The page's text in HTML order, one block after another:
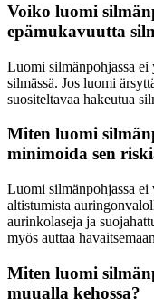
Voiko luomi
epämukavuutta
Luomi silmänpohjassa ei
silmässä. Jos luomi
suositeltavaa hakeutua
Miten luomi
minimoida sen
Luomi silmänpohjassa ei
altistumista
aurinkolaseja ja
myös auttaa
Miten luomi
muualla kehossa?